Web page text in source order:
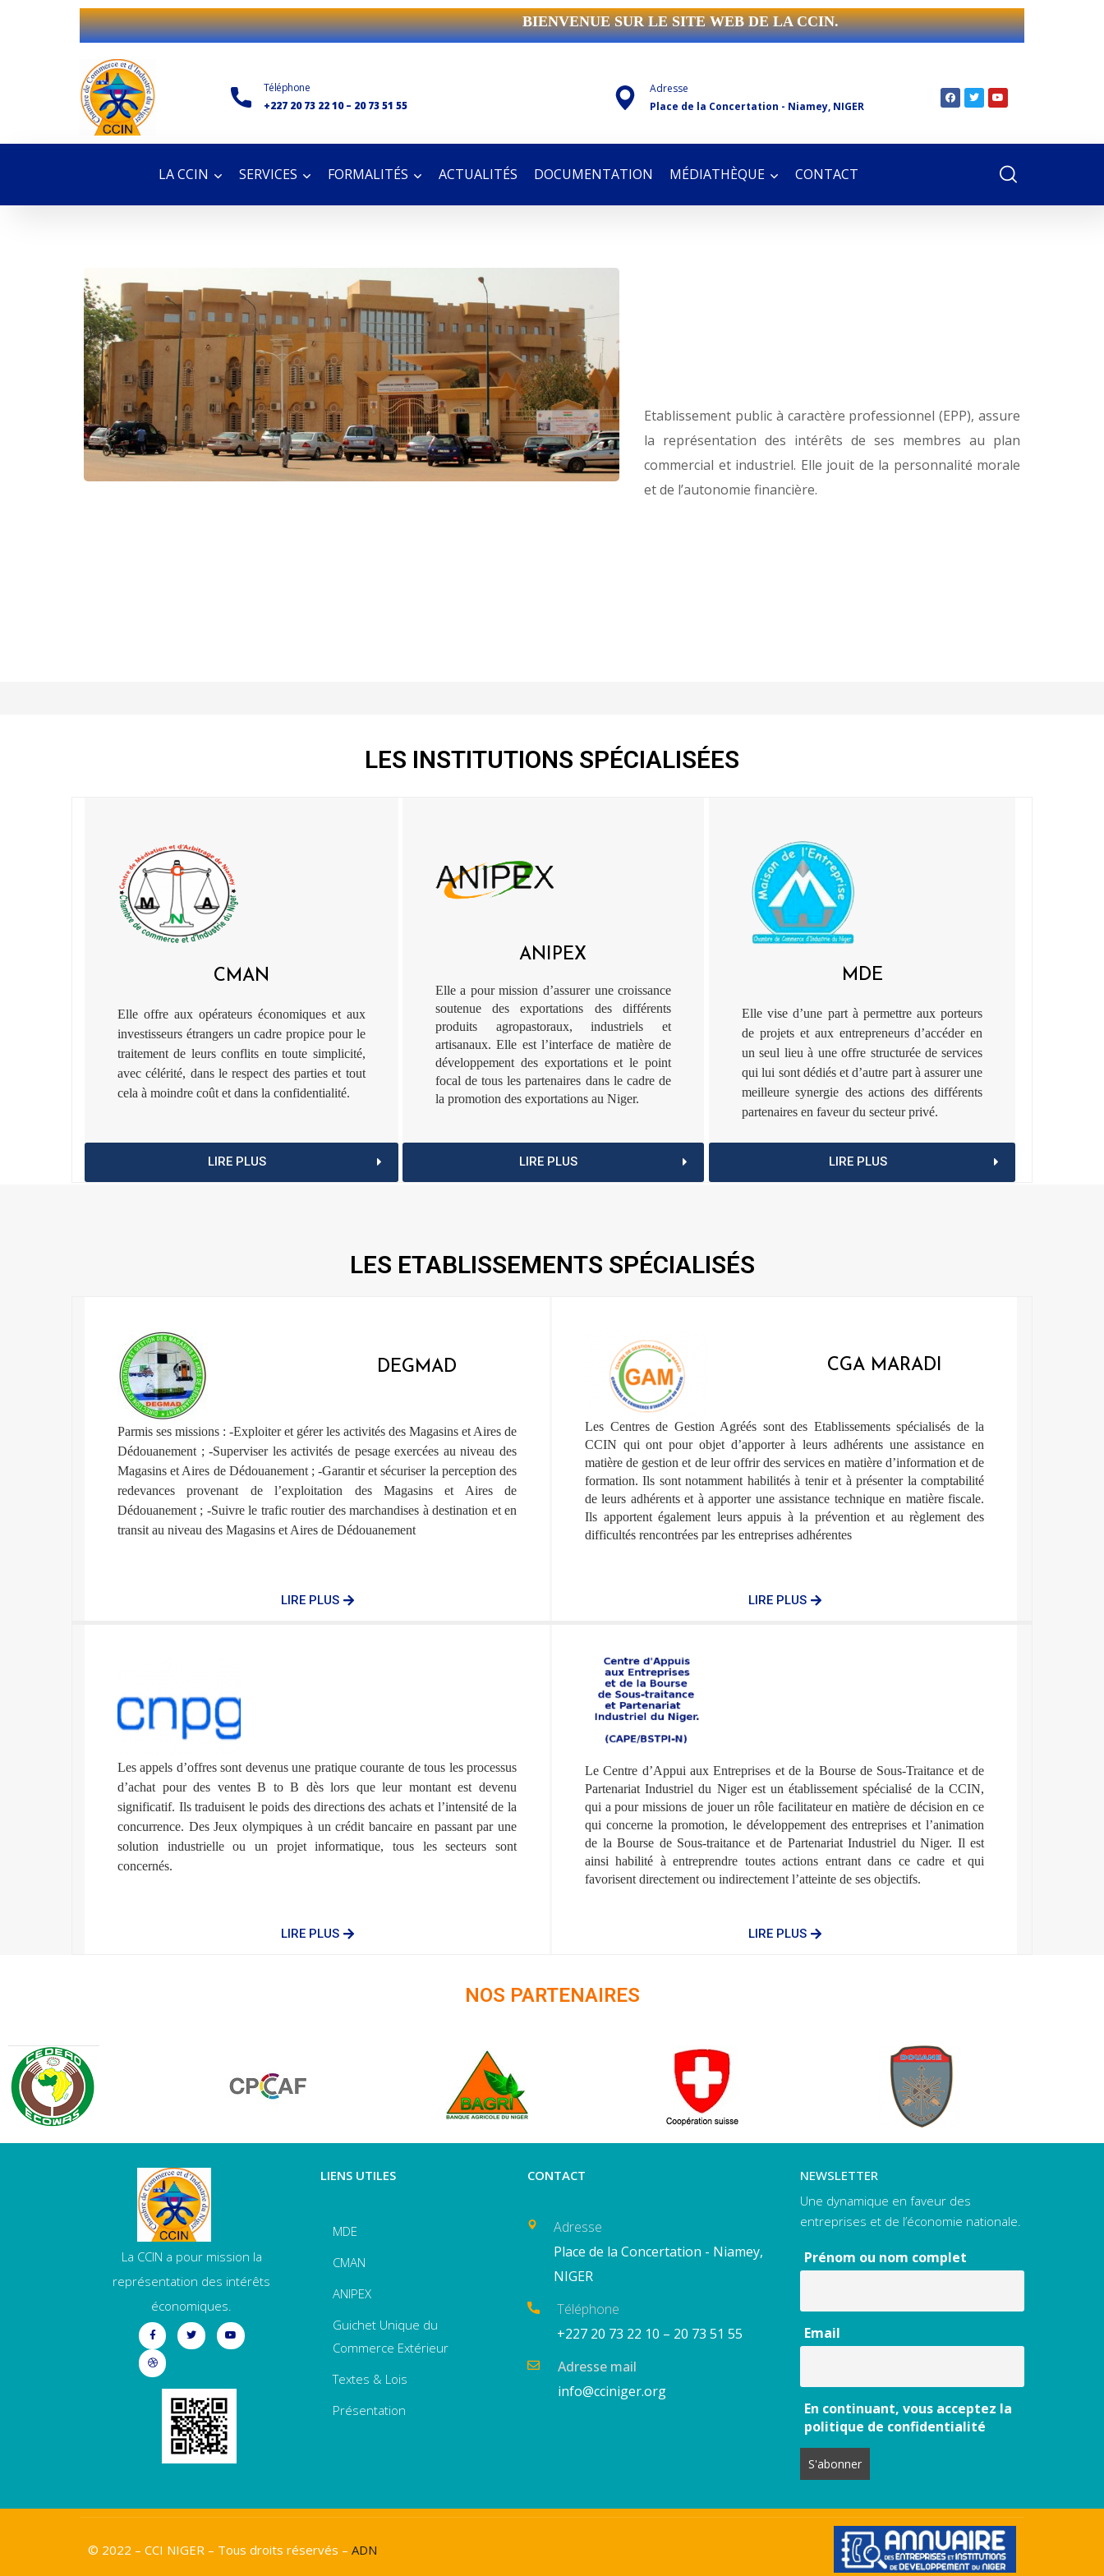
BIENVENUE SUR LE SITE WEB DE LA CCIN.
Téléphone
+227 20 73 22 10 – 20 73 51 55
Adresse
Place de la Concertation - Niamey, NIGER
LA CCIN SERVICES FORMALITÉS ACTUALITÉS DOCUMENTATION MÉDIATHÈQUE CONTACT
Etablissement public à caractère professionnel (EPP), assure
la représentation des intérêts de ses membres au plan
commercial et industriel. Elle jouit de la personnalité morale
et de l’autonomie financière.
LES INSTITUTIONS SPÉCIALISÉES
CMAN
Elle offre aux opérateurs économiques et aux
investisseurs étrangers un cadre propice pour le
traitement de leurs conflits en toute simplicité,
avec célérité, dans le respect des parties et tout
cela à moindre coût et dans la confidentialité.
LIRE PLUS
ANIPEX
Elle a pour mission d’assurer une croissance
soutenue des exportations des différents
produits agropastoraux, industriels et
artisanaux. Elle est l’interface de matière de
développement des exportations et le point
focal de tous les partenaires dans le cadre de
la promotion des exportations au Niger.
LIRE PLUS
MDE
Elle vise d’une part à permettre aux porteurs
de projets et aux entrepreneurs d’accéder en
un seul lieu à une offre structurée de services
qui lui sont dédiés et d’autre part à assurer une
meilleure synergie des actions des différents
partenaires en faveur du secteur privé.
LIRE PLUS
LES ETABLISSEMENTS SPÉCIALISÉS
DEGMAD
Parmis ses missions : -Exploiter et gérer les activités des Magasins et Aires de
Dédouanement ; -Superviser les activités de pesage exercées au niveau des
Magasins et Aires de Dédouanement ; -Garantir et sécuriser la perception des
redevances provenant de l’exploitation des Magasins et Aires de
Dédouanement ; -Suivre le trafic routier des marchandises à destination et en
transit au niveau des Magasins et Aires de Dédouanement
LIRE PLUS
CGA MARADI
Les Centres de Gestion Agréés sont des Etablissements spécialisés de la
CCIN qui ont pour objet d’apporter à leurs adhérents une assistance en
matière de gestion et de leur offrir des services en matière d’information et de
formation. Ils sont notamment habilités à tenir et à présenter la comptabilité
de leurs adhérents et à apporter une assistance technique en matière fiscale.
Ils apportent également leurs appuis à la prévention et au règlement des
difficultés rencontrées par les entreprises adhérentes
LIRE PLUS
Les appels d’offres sont devenus une pratique courante de tous les processus
d’achat pour des ventes B to B dès lors que leur montant est devenu
significatif. Ils traduisent le poids des directions des achats et l’intensité de la
concurrence. Des Jeux olympiques à un crédit bancaire en passant par une
solution industrielle ou un projet informatique, tous les secteurs sont
concernés.
LIRE PLUS
Le Centre d’Appui aux Entreprises et de la Bourse de Sous-Traitance et de
Partenariat Industriel du Niger est un établissement spécialisé de la CCIN,
qui a pour missions de jouer un rôle facilitateur en matière de décision en ce
qui concerne la promotion, le développement des entreprises et l’animation
de la Bourse de Sous-traitance et de Partenariat Industriel du Niger. Il est
ainsi habilité à entreprendre toutes actions entrant dans ce cadre et qui
favorisent directement ou indirectement l’atteinte de ses objectifs.
LIRE PLUS
NOS PARTENAIRES
La CCIN a pour mission la
représentation des intérêts
économiques.
LIENS UTILES
MDE
CMAN
ANIPEX
Guichet Unique du
Commerce Extérieur
Textes & Lois
Présentation
CONTACT
Adresse
Place de la Concertation - Niamey,
NIGER
Téléphone
+227 20 73 22 10 – 20 73 51 55
Adresse mail
info@cciniger.org
NEWSLETTER
Une dynamique en faveur des
entreprises et de l’économie nationale.
Prénom ou nom complet
Email
En continuant, vous acceptez la
politique de confidentialité
© 2022 – CCI NIGER – Tous droits réservés – ADN